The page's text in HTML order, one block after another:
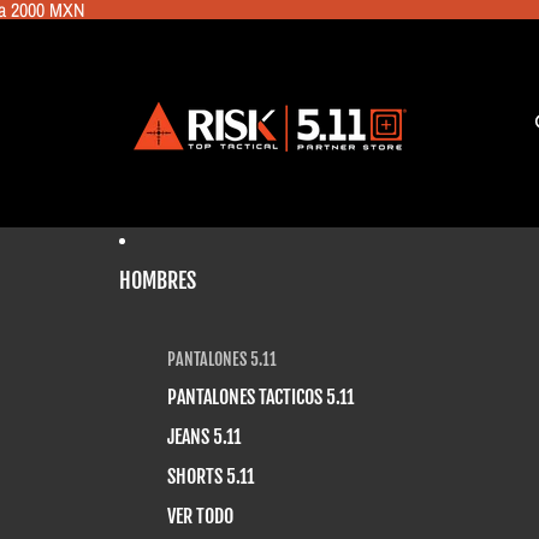
2000 MXN
HOMBRES
PANTALONES 5.11
PANTALONES TACTICOS 5.11
JEANS 5.11
SHORTS 5.11
VER TODO